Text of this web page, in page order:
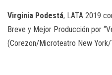
Virginia Podestá, LATA 2019
Breve y Mejor Producción por
(Corezon/Microteatro New York/